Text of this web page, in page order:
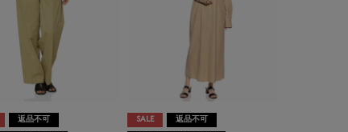
返品不可 SALE 返品不可